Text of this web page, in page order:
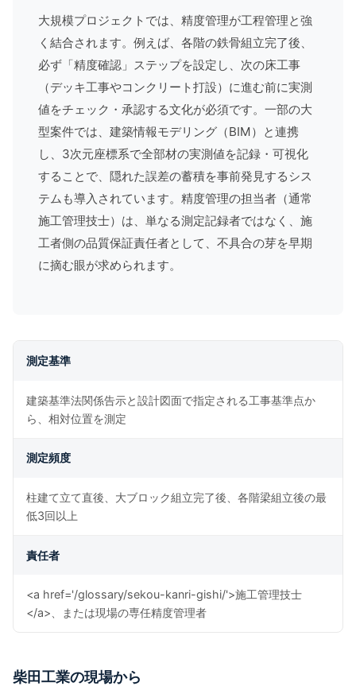
大規模プロジェクトでは、精度管理が工程管理と強
く結合されます。例えば、各階の鉄骨組立完了後、
必ず「精度確認」ステップを設定し、次の床工事
（デッキ工事やコンクリート打設）に進む前に実測
値をチェック・承認する文化が必須です。一部の大
型案件では、建築情報モデリング（BIM）と連携
し、3次元座標系で全部材の実測値を記録・可視化
することで、隠れた誤差の蓄積を事前発見するシス
テムも導入されています。精度管理の担当者（通常
施工管理技士）は、単なる測定記録者ではなく、施
工者側の品質保証責任者として、不具合の芽を早期
に摘む眼が求められます。
測定基準
建築基準法関係告示と設計図面で指定される工事基準点か
ら、相対位置を測定
測定頻度
柱建て立て直後、大ブロック組立完了後、各階梁組立後の最
低3回以上
責任者
<a href='/glossary/sekou-kanri-gishi/'>施工管理技士
</a>、または現場の専任精度管理者
柴田工業の現場から